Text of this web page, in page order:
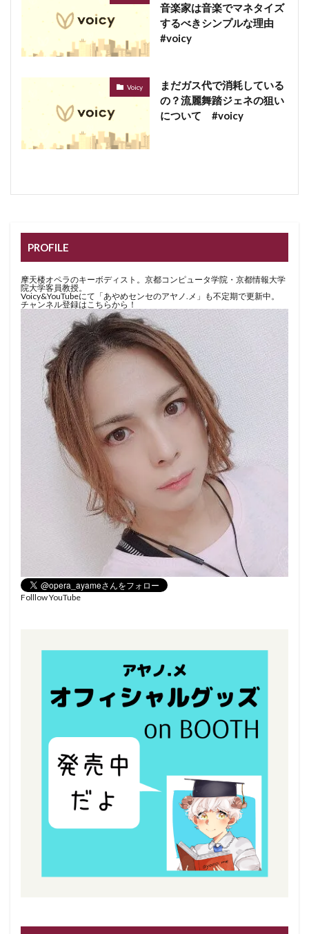
音楽家は音楽でマネタイズ
するべきシンプルな理由
#voicy
Voicy
まだガス代で消耗している
の？流麗舞踏ジェネの狙い
について #voicy
PROFILE
摩天楼オペラのキーボディスト。京都コンピュータ学院・京都情報大学
院大学客員教授。
Voicy&YouTubeにて「あやめセンセのアヤノ.メ」も不定期で更新中。
チャンネル登録はこちらから！
Folllow YouTube